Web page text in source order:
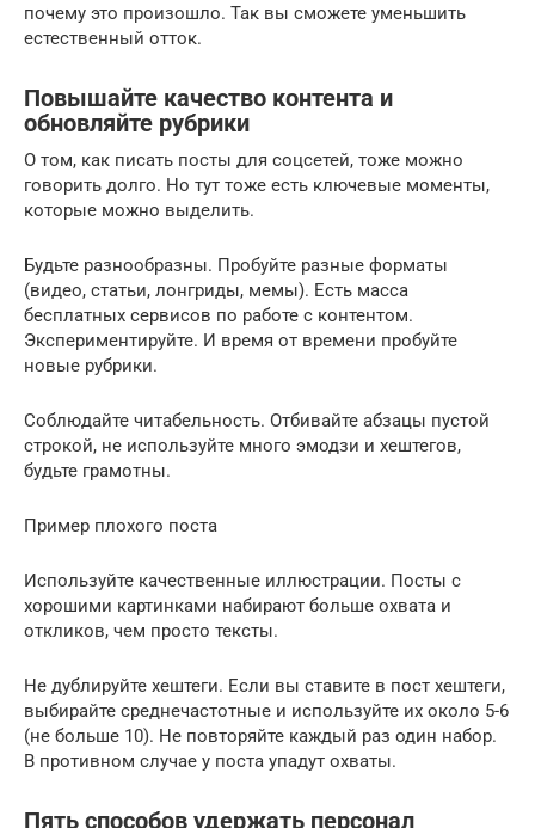
почему это произошло. Так вы сможете уменьшить
естественный отток.
Повышайте качество контента и
обновляйте рубрики
О том, как писать посты для соцсетей, тоже можно
говорить долго. Но тут тоже есть ключевые моменты,
которые можно выделить.
Будьте разнообразны. Пробуйте разные форматы
(видео, статьи, лонгриды, мемы). Есть масса
бесплатных сервисов по работе с контентом.
Экспериментируйте. И время от времени пробуйте
новые рубрики.
Соблюдайте читабельность. Отбивайте абзацы пустой
строкой, не используйте много эмодзи и хештегов,
будьте грамотны.
Пример плохого поста
Используйте качественные иллюстрации. Посты с
хорошими картинками набирают больше охвата и
откликов, чем просто тексты.
Не дублируйте хештеги. Если вы ставите в пост хештеги,
выбирайте среднечастотные и используйте их около 5-6
(не больше 10). Не повторяйте каждый раз один набор.
В противном случае у поста упадут охваты.
Пять способов удержать персонал